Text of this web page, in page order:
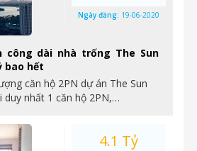
công dài nhà trống The Sun
bao hết
căn hộ 2PN dự án The Sun
nhất 1 căn hộ 2PN,…
Ngày đăng: 19-06-2020
4.1 Tỷ